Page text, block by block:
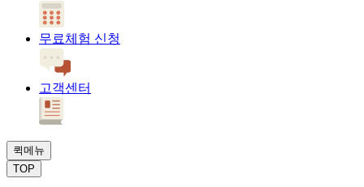
무료체험 신청
고객센터
퀵메뉴
TOP